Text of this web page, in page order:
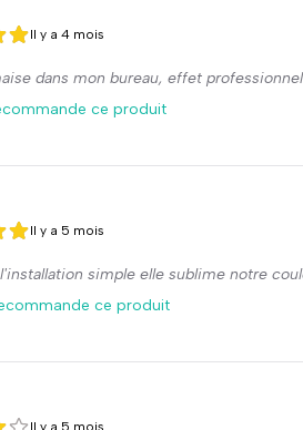
5
Il y a 4 mois
dans mon bureau, effet
ce produit
5
Il y a 5 mois
simple elle sublime notre
ce produit
Il y a 5 mois